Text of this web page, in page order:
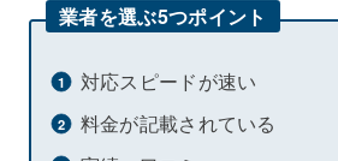
業者を選ぶ5つポイント
対応スピードが速い
料金が記載されている